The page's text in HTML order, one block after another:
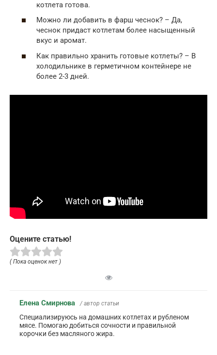
котлета готова.
Можно ли добавить в фарш чеснок? – Да,
чеснок придаст котлетам более насыщенный
вкус и аромат.
Как правильно хранить готовые котлеты? – В
холодильнике в герметичном контейнере не
более 2-3 дней.
Оцените статью!
( Пока оценок нет )
Елена Смирнова / автор статьи
Специализируюсь на домашних котлетах и рубленом
мясе. Помогаю добиться сочности и правильной
корочки без масляного жира.